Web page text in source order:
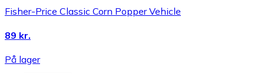
Fisher-Price Classic Corn Popper Vehicle
89 kr.
På lager